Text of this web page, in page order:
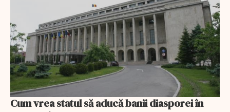
Cum vrea statul să aducă banii diasporei în